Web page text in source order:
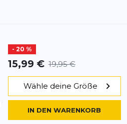
- 20 %
15,99 € 19,95 €
Wähle deine Größe
IN DEN WARENKORB